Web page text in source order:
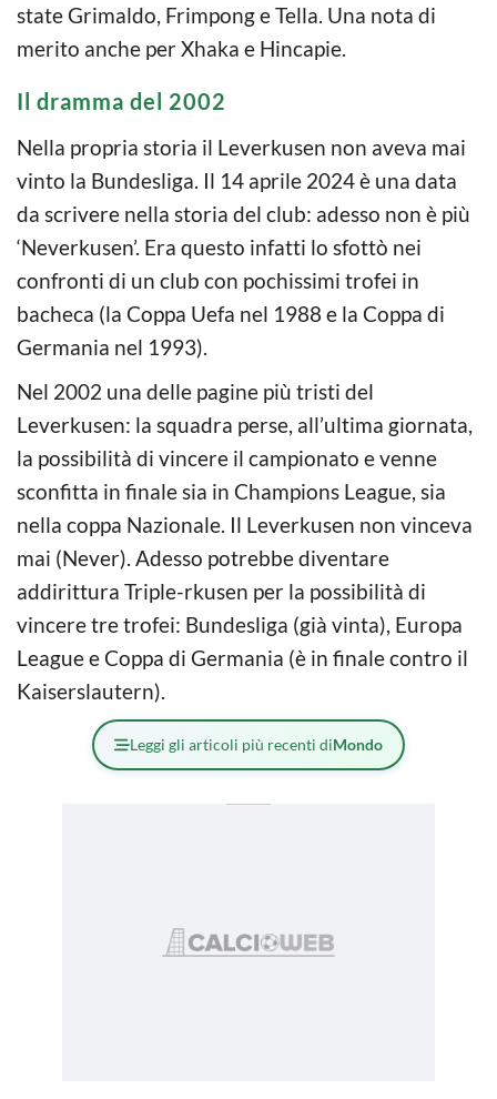
state Grimaldo, Frimpong e Tella. Una nota di
merito anche per Xhaka e Hincapie.
Il dramma del 2002
Nella propria storia il Leverkusen non aveva mai
vinto la Bundesliga. Il 14 aprile 2024 è una data
da scrivere nella storia del club: adesso non è più
‘Neverkusen’. Era questo infatti lo sfottò nei
confronti di un club con pochissimi trofei in
bacheca (la Coppa Uefa nel 1988 e la Coppa di
Germania nel 1993).
Nel 2002 una delle pagine più tristi del
Leverkusen: la squadra perse, all’ultima giornata,
la possibilità di vincere il campionato e venne
sconfitta in finale sia in Champions League, sia
nella coppa Nazionale. Il Leverkusen non vinceva
mai (Never). Adesso potrebbe diventare
addirittura Triple-rkusen per la possibilità di
vincere tre trofei: Bundesliga (già vinta), Europa
League e Coppa di Germania (è in finale contro il
Kaiserslautern).
Leggi gli articoli più recenti diMondo